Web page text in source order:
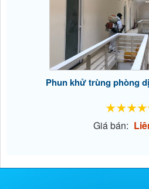
Phun khử trùng phòng
Giá bán: